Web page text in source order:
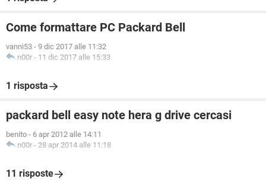
Come formattare PC Packard Bell
vanni53 - 9 dic 2017 alle 11:32
n00r - 11 dic 2017 alle 15:33
1 risposta
packard bell easy note hera g drive cercasi
benito - 6 apr 2012 alle 14:11
n00r - 28 apr 2014 alle 11:18
11 risposte